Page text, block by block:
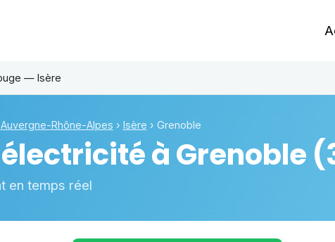
— Isère
Auvergne-Rhône-Alpes › Isère › Grenoble
àGrenoble
en temps réel